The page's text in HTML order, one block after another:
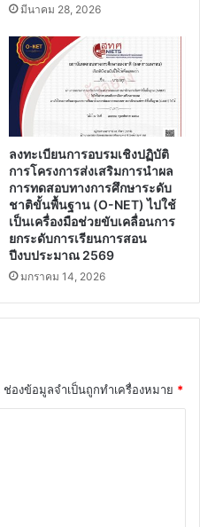
มีนาคม 28, 2026
ลงทะเบียนการอบรมเชิงปฏิบัติ
การโครงการส่งเสริมการนำผล
การทดสอบทางการศึกษาระดับ
ชาติขั้นพื้นฐาน (O-NET) ไปใช้
เป็นเครื่องมือช่วยขับเคลื่อนการ
ยกระดับการเรียนการสอน
ปีงบประมาณ 2569
มกราคม 14, 2026
ช่องข้อมูลจำเป็นถูกทำเครื่องหมาย *